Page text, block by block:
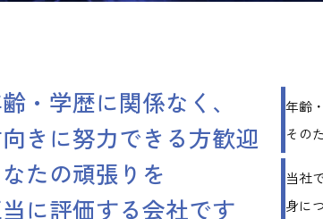
・学歴に関係なく、
きに努力できる方歓迎
年齢
その
たの頑張りを
に評価する会社です
当社
身に